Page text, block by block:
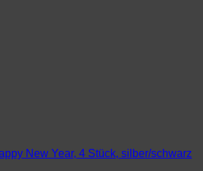
New Year, 4 Stück, silber/schwarz